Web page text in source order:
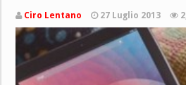
Ciro Lentano 27 Luglio 2013